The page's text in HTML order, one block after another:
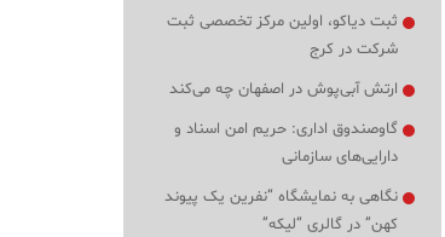
ثبت دیاکو، اولین مرکز تخصصی ثبت
شرکت در کرج
ارتش آبی‌پوش در اصفهان چه می‌کند
گاوصندوق اداری: حریم امن اسناد و
دارایی‌های سازمانی
نگاهی به نمایشگاه “نفرین یک پیوند
کهن” در گالری “لیکه”